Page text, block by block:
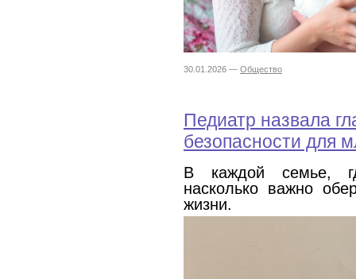
30.01.2026 — Общество
Педиатр назвала
безопасности для
В каждой семье,
насколько важно
жизни.